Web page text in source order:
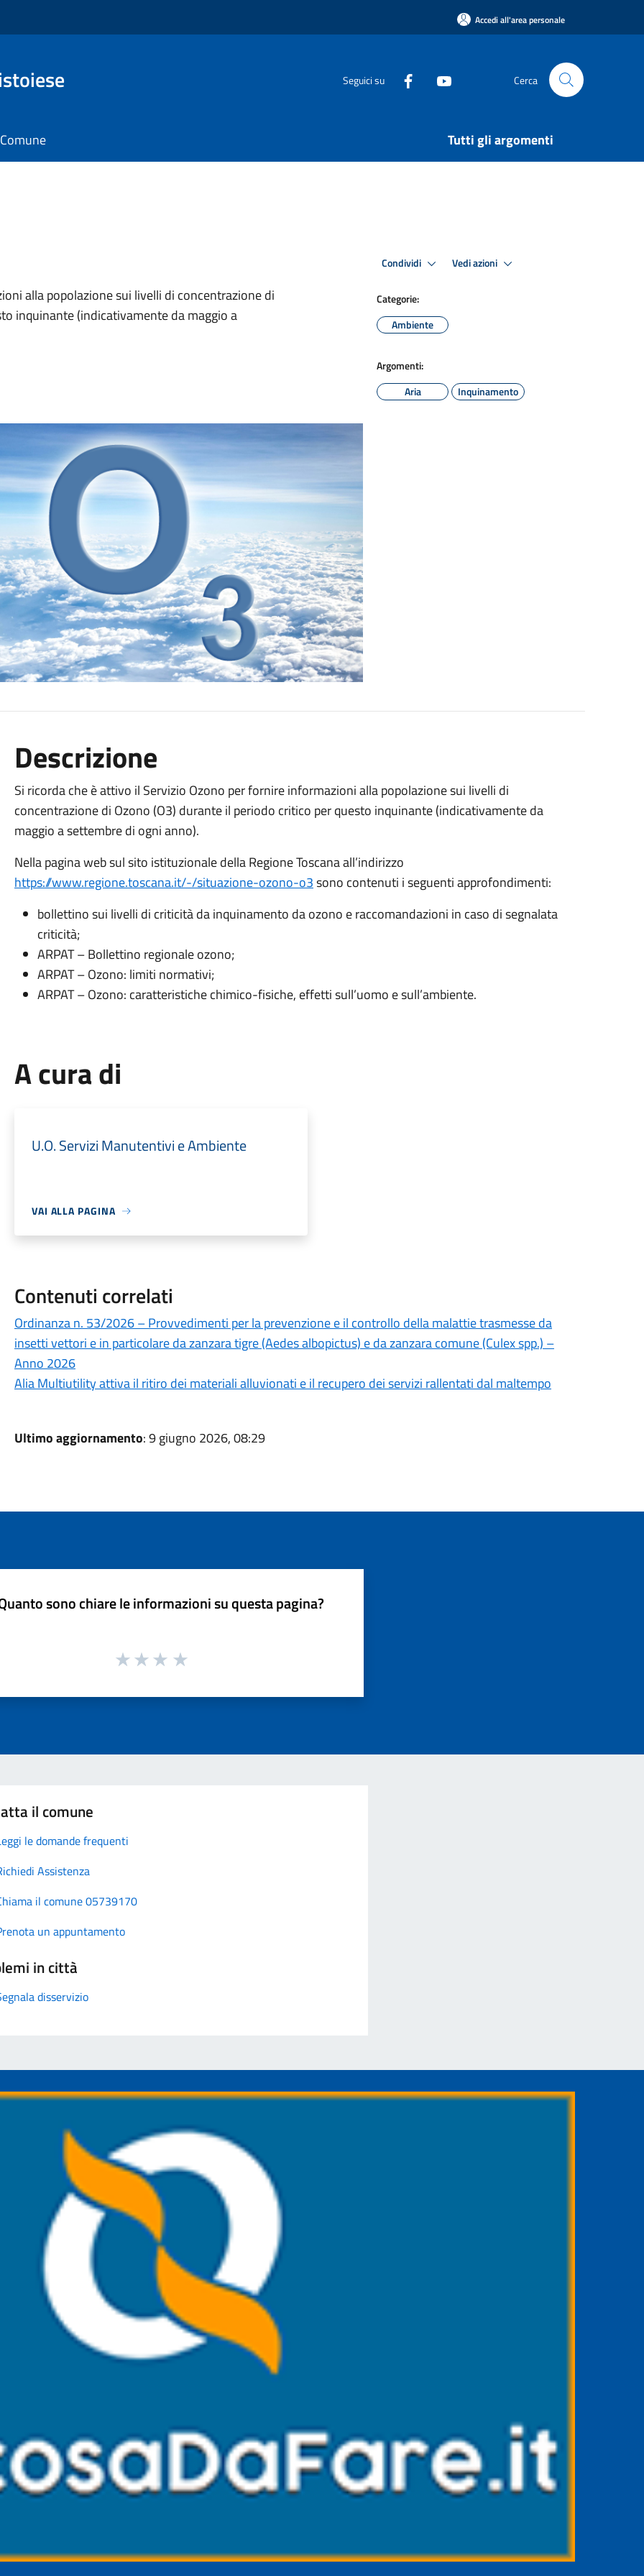
Accedi all'area personale
Seguici su Cerca
Tutti gli argomenti
alla popolazione sui livelli di concentrazione di
inquinante (indicativamente da maggio a
Condividi Vedi azioni
Categorie:
Ambiente
Argomenti:
Aria
Inquinamento
Descrizione
Si ricorda che è attivo il Servizio Ozono per fornire informazioni alla popolazione sui livelli di
concentrazione di Ozono (O3) durante il periodo critico per questo inquinante (indicativamente da
maggio a settembre di ogni anno).
Nella pagina web sul sito istituzionale della Regione Toscana all’indirizzo
https://www.regione.toscana.it/-/situazione-ozono-o3sono contenuti i seguenti approfondimenti:
bollettino sui livelli di criticità da inquinamento da ozono e raccomandazioni in caso di segnalata
criticità;
ARPAT – Bollettino regionale ozono;
ARPAT – Ozono: limiti normativi;
ARPAT – Ozono: caratteristiche chimico-fisiche, effetti sull’uomo e sull’ambiente.
A cura di
U.O. Servizi Manutentivi e Ambiente
VAI ALLA PAGINA
Contenuti correlati
Ordinanza n. 53/2026 – Provvedimenti per la prevenzione e il controllo della malattie trasmesse da
insetti vettori e in particolare da zanzara tigre (Aedes albopictus) e da zanzara comune (Culex spp.) –
Anno 2026
Alia Multiutility attiva il ritiro dei materiali alluvionati e il recupero dei servizi rallentati dal maltempo
Ultimo aggiornamento: 9 giugno 2026, 08:29
sono chiare le informazioni su questa pagina?
il comune
le domande frequenti
Assistenza
il comune 05739170
un appuntamento
in città
disservizio